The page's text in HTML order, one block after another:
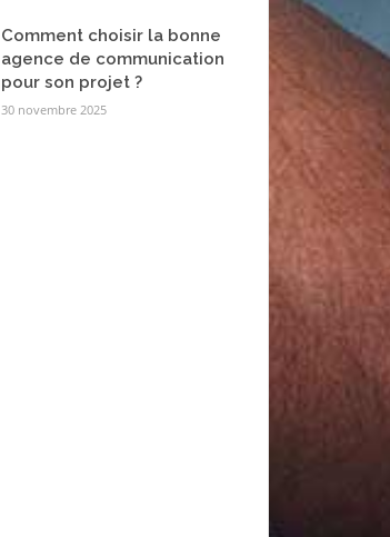
Comment choisir la bonne
agence de communication
pour son projet ?
30 novembre 2025